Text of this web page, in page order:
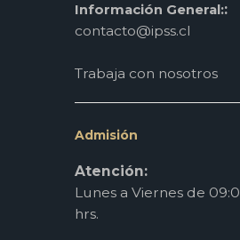
Información General::
contacto@ipss.cl
Trabaja con nosotros
Admisión
Atención:
Lunes a Viernes de
hrs.